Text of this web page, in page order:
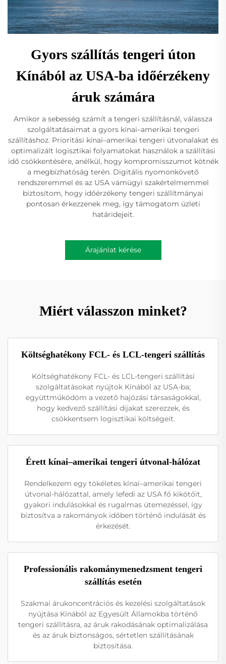
Gyors szállítás tengeri úton
Kínából az USA-ba időérzékeny
áruk számára
Amikor a sebesség számít a tengeri szállításnál, válassza
szolgáltatásaimat a gyors kínai–amerikai tengeri
szállításhoz. Prioritási kínai–amerikai tengeri útvonalakat és
optimalizált logisztikai folyamatokat használok a szállítási
idő csökkentésére, anélkül, hogy kompromisszumot kötnék
a megbízhatóság terén. Digitális nyomonkövető
rendszeremmel és az USA vámügyi szakértelmemmel
biztosítom, hogy időérzékeny tengeri szállítmányai
pontosan érkezzenek meg, így támogatom üzleti
határidejeit.
Árajánlat kérése
Miért válasszon minket?
Költséghatékony FCL- és LCL-tengeri szállítás
Költséghatékony FCL- és LCL-tengeri szállítási
szolgáltatásokat nyújtok Kínából az USA-ba;
együttműködöm a vezető hajózási társaságokkal,
hogy kedvező szállítási díjakat szerezzek, és
csökkentsem logisztikai költségeit.
Érett kínai–amerikai tengeri útvonal-hálózat
Rendelkezem egy tökéletes kínai–amerikai tengeri
útvonal-hálózattal, amely lefedi az USA fő kikötőit,
gyakori indulásokkal és rugalmas ütemezéssel, így
biztosítva a rakományok időben történő indulását és
érkezését.
Professionális rakománymenedzsment tengeri
szállítás esetén
Szakmai árukoncentrációs és kezelési szolgáltatások
nyújtása Kínából az Egyesült Államokba történő
tengeri szállításra, az áruk rakodásának optimalizálása
és az áruk biztonságos, sértetlen szállításának
biztosítása.